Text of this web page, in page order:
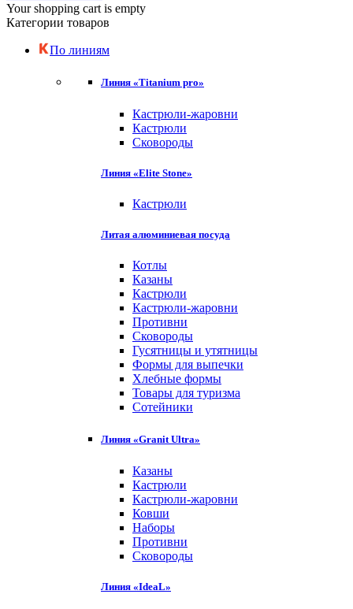
Your shopping cart is empty
Категории товаров
По линиям
Линия «Titanium pro»
Кастрюли-жаровни
Кастрюли
Сковороды
Линия «Elite Stone»
Кастрюли
Литая алюминиевая посуда
Котлы
Казаны
Кастрюли
Кастрюли-жаровни
Противни
Сковороды
Гусятницы и утятницы
Формы для выпечки
Хлебные формы
Товары для туризма
Сотейники
Линия «Granit Ultra»
Казаны
Кастрюли
Кастрюли-жаровни
Ковши
Наборы
Противни
Сковороды
Линия «IdeaL»